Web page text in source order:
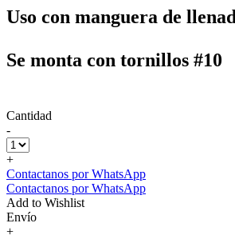
Uso con manguera de
Se monta con tornillos #10
Cantidad
-
+
Contactanos por WhatsApp
Contactanos por WhatsApp
Add to Wishlist
Envío
+